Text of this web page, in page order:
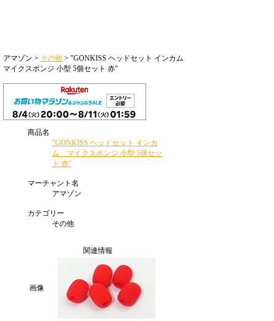
アマゾン > その他 > "GONKISS ヘッドセット インカム
マイクスポンジ 小型 5個セット 赤"
商品名
"GONKISS ヘッドセット インカ
ム マイクスポンジ 小型 5個セッ
ト 赤"
マーチャント名
アマゾン
カテゴリー
その他
関連情報
画像